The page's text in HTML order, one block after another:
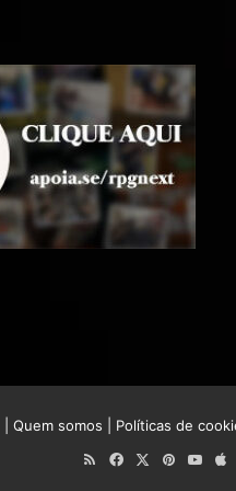
Quem somos Políticas de
RSSFacebook
X Pinterest